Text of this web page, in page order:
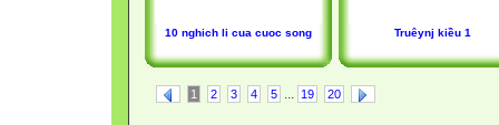
10 nghich li cua cuoc song Truêynj kiều 1
1 2 3 4 5 ... 19 20